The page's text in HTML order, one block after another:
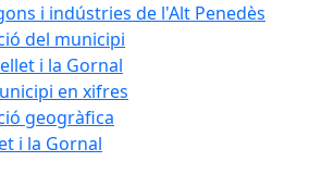
i indústries de l'Alt Penedès
del municipi
i la Gornal
en xifres
geogràfica
i la Gornal